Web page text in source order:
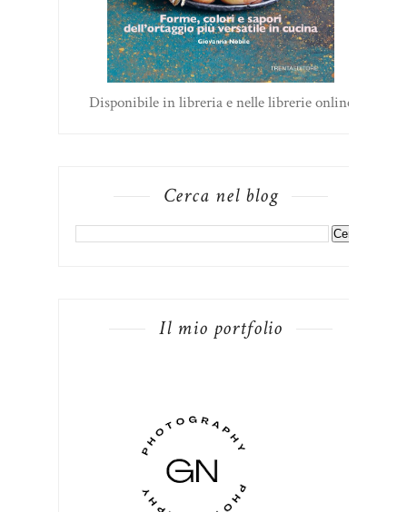
Disponibile in libreria e nelle librerie online
Cerca nel blog
Il mio portfolio